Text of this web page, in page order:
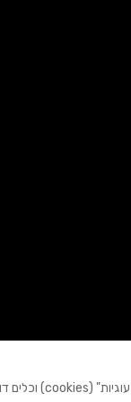
לידיעתכם, באתר זה נעשה שימוש ב"קבצי עוגיות" (cookies) וכלים דומים כדי